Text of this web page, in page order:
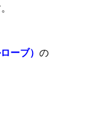
ーブ） の